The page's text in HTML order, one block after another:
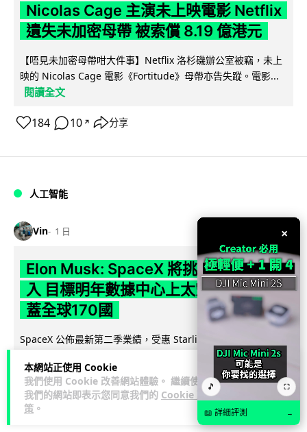
本網站正使用 Cookie
我們使用 Cookie 改善網站體驗。 繼續使用
我們的網站即表示您同意我們的 Cookie 政
策 。
Nicolas Cage 主演未上映電影 Netflix
遺失未加密母帶 被索償 8.19 億港元
【唔見未加密母帶咁大件事】Netflix 洛杉磯辦公室被竊，未上
映的 Nicolas Cage 電影《Fortitude》母帶亦告失蹤。電影...
閱讀全文
184 10 ↗ 分享
人工智能
Vin 1 日
Elon Musk: SpaceX 將挑戰萬億年收
入 目標明年數據中心上太空 Starlink 覆
蓋全球170國
SpaceX 公佈最新第二季業績，受惠 Starlink 與 AI 業務帶動，
季度收入按年飆升 92% 至 78 億美元。行政總裁 Elon... 閱讀
全文
142 19 ↗ 分享
×
🎵 ⛶
📖 詳細評測 →